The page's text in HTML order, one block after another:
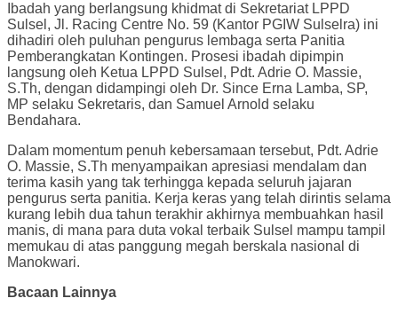
Ibadah yang berlangsung khidmat di Sekretariat LPPD
Sulsel, Jl. Racing Centre No. 59 (Kantor PGIW Sulselra) ini
dihadiri oleh puluhan pengurus lembaga serta Panitia
Pemberangkatan Kontingen. Prosesi ibadah dipimpin
langsung oleh Ketua LPPD Sulsel, Pdt. Adrie O. Massie,
S.Th, dengan didampingi oleh Dr. Since Erna Lamba, SP,
MP selaku Sekretaris, dan Samuel Arnold selaku
Bendahara.
Dalam momentum penuh kebersamaan tersebut, Pdt. Adrie
O. Massie, S.Th menyampaikan apresiasi mendalam dan
terima kasih yang tak terhingga kepada seluruh jajaran
pengurus serta panitia. Kerja keras yang telah dirintis selama
kurang lebih dua tahun terakhir akhirnya membuahkan hasil
manis, di mana para duta vokal terbaik Sulsel mampu tampil
memukau di atas panggung megah berskala nasional di
Manokwari.
Bacaan Lainnya